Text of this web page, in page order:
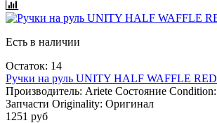
Есть в наличии
Остаток: 14
Ручки на руль UNITY HALF WAFFLE RED
Производитель: Ariete Состояние Condition:
Запчасти Originality: Оригинал
1251 руб